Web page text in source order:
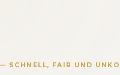
SCHNELL, FAIR UND